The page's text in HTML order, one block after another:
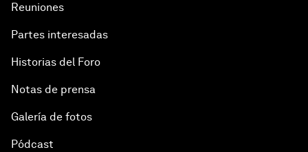
Reuniones
Partes interesadas
Historias del Foro
Notas de prensa
Galería de fotos
Pódcast